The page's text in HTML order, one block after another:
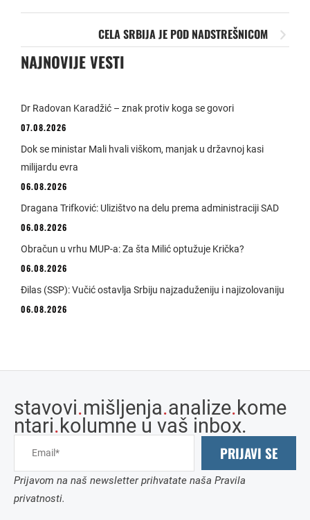
CELA SRBIJA JE POD NADSTREŠNICOM
NAJNOVIJE VESTI
Dr Radovan Karadžić – znak protiv koga se govori
07.08.2026
Dok se ministar Mali hvali viškom, manjak u državnoj kasi
milijardu evra
06.08.2026
Dragana Trifković: Ulizištvo na delu prema administraciji SAD
06.08.2026
Obračun u vrhu MUP-a: Za šta Milić optužuje Krička?
06.08.2026
Đilas (SSP): Vučić ostavlja Srbiju najzaduženiju i najizolovaniju
06.08.2026
stavovi.mišljenja.analize.kome
ntari.kolumne u vaš inbox.
PRIJAVI SE
Prijavom na naš newsletter prihvatate naša Pravila
privatnosti.